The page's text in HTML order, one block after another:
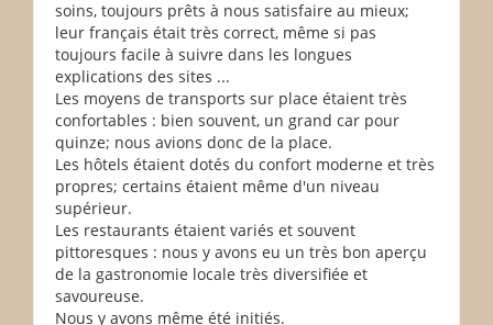
soins, toujours prêts à nous satisfaire au mieux;
leur français était très correct, même si pas
toujours facile à suivre dans les longues
explications des sites ...
Les moyens de transports sur place étaient très
confortables : bien souvent, un grand car pour
quinze; nous avions donc de la place.
Les hôtels étaient dotés du confort moderne et très
propres; certains étaient même d'un niveau
supérieur.
Les restaurants étaient variés et souvent
pittoresques : nous y avons eu un très bon aperçu
de la gastronomie locale très diversifiée et
savoureuse.
Nous y avons même été initiés.